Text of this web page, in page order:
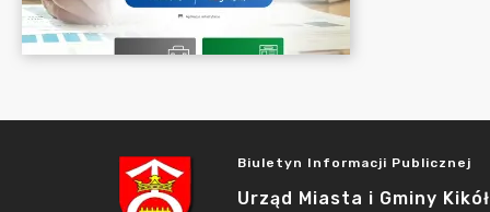
Biuletyn Informacji Publicznej
Urząd Miasta i Gminy Kikół